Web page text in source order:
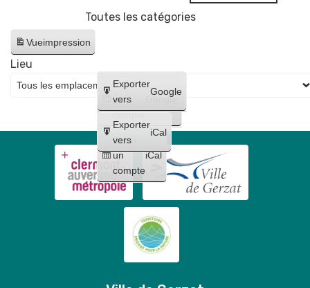
Toutes les catégories
Vueimpression
Créer
un
compte
Google
Créer
un
compte
iCal
Exporter
vers
Google
Exporter
vers
iCal
Lieu